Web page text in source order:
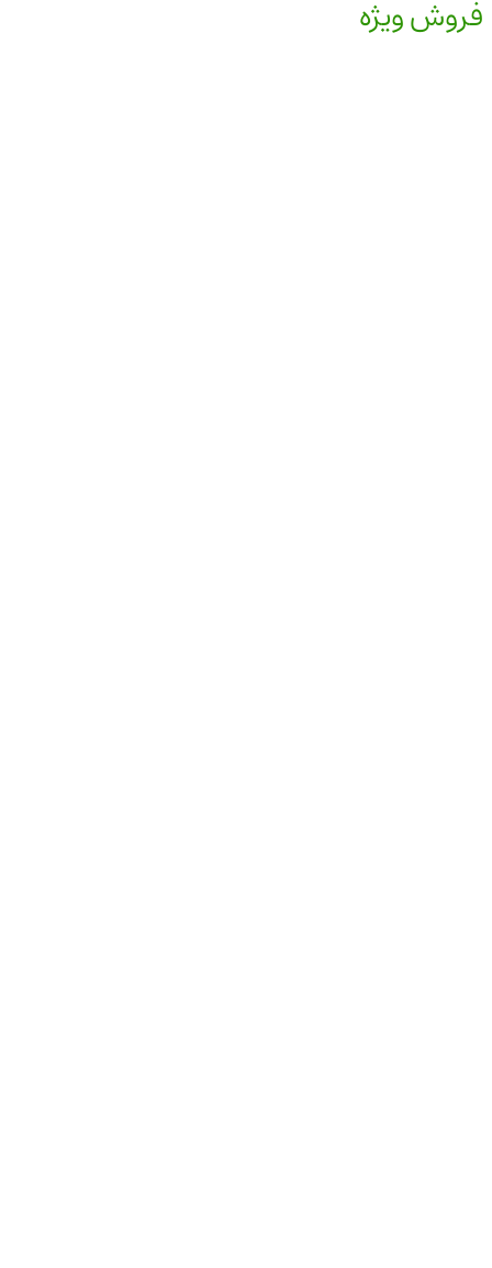
فروش ویژه